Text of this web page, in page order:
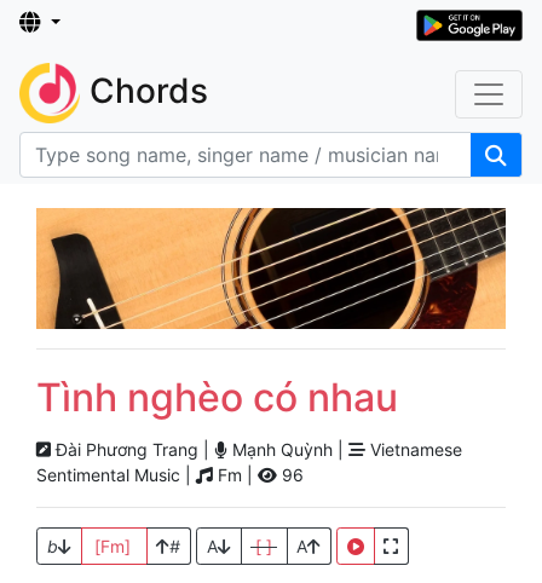
Chords
Tình nghèo có nhau
Đài Phương Trang | Mạnh Quỳnh |
Vietnamese
Sentimental Music |
Fm | 96
b [Fm] # A [ ] A